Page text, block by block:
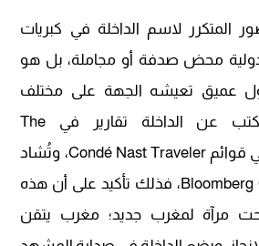
المتكرر لاسم الداخلة في كبريات
محض صدفة أو مجاملة، بل هو
عميق تعيشه الجهة على مختلف
المستويات. فأن تُكتب عن الداخلة تقارير في The
Economist، وتُدرج في قوائم Condé Nast Traveler، وتُشاد
بمبادراتها في Bloomberg Green، فذلك تأكيد على أن هذه
مرآة لمغرب جديد؛ مغرب يتقن